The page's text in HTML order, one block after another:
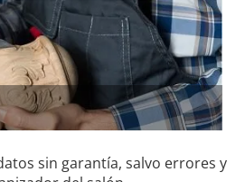
sin garantía, salvo errores y